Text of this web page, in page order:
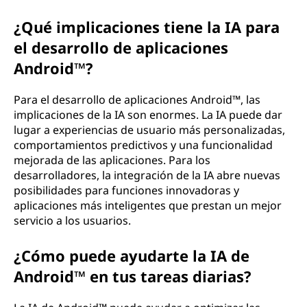
¿Qué implicaciones tiene la IA para
el desarrollo de aplicaciones
Android™?
Para el desarrollo de aplicaciones Android™, las
implicaciones de la IA son enormes. La IA puede dar
lugar a experiencias de usuario más personalizadas,
comportamientos predictivos y una funcionalidad
mejorada de las aplicaciones. Para los
desarrolladores, la integración de la IA abre nuevas
posibilidades para funciones innovadoras y
aplicaciones más inteligentes que prestan un mejor
servicio a los usuarios.
¿Cómo puede ayudarte la IA de
Android™ en tus tareas diarias?